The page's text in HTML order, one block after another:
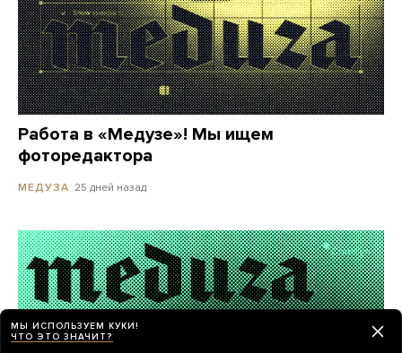
Работа в «Медузе»! Мы ищем
фоторедактора
МЕДУЗА 25 дней назад
МЫ ИСПОЛЬЗУЕМ КУКИ!
ЧТО ЭТО ЗНАЧИТ?